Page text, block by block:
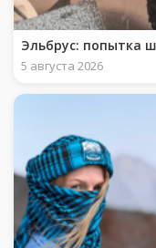
Эльбрус: попытка
5 августа 2026